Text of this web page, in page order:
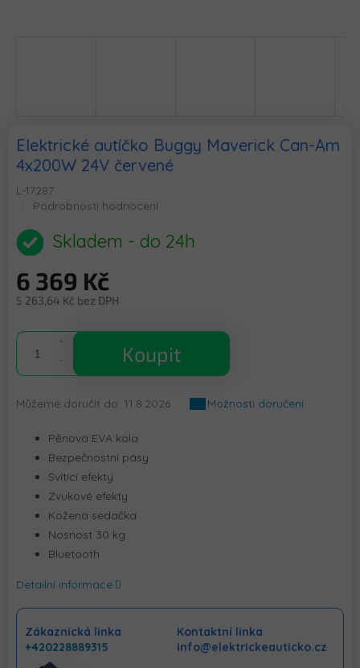
Elektrické autíčko Buggy Maverick Can-Am
4x200W 24V červené
L-17287
Průměrné
produktu
je
5
Podrobnosti hodnocení
Skladem - do 24h
6 369 Kč
5 263,64 Kč bez DPH
cena:
Koupit
Můžeme doručit do: 11.8.2026 Možnosti doručení
Pěnová EVA kola
Bezpečnostní pásy
Svítící efekty
Zvukové efekty
Kožená sedačka
Nosnost 30 kg
Bluetooth
Detailní informace
Zákaznická linka
+420228889315
Kontaktní linka
info@elektrickeauticko.cz